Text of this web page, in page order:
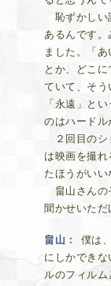
恥ずかしい
あるんです
ました。「
とか、どこ
ていて、そう
「永遠」と
のはハードル
２回目のシ
は映画を撮
たほうがい
畠山さんの
聞かせいただ
畠山
僕は
にしかでき
ルのフィル